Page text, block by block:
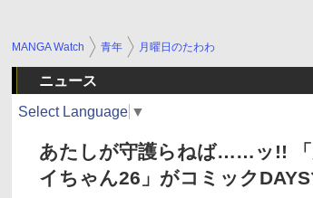
MANGA Watch 青年 月曜日のたわわ
ニュース
Select Language ▼
あたしが守護らねば……ッ!! 「
イちゃん26」がコミックDAYS